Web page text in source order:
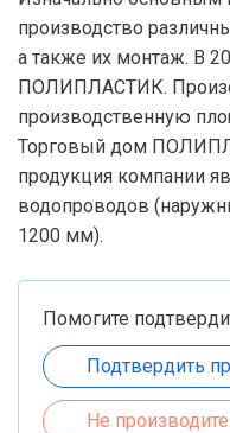
производство
а также их монтаж. В
ПОЛИПЛАСТИК.
производственную
Торговый дом
продукция компании
водопроводов
1200 мм).
Помогите
Подтвердить
Не